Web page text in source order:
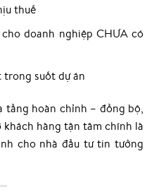
thuế
doanh nghiệp CHƯA có
trong suốt dự án
hoàn chỉnh – đồng bộ,
hàng tận tâm chính là
cho nhà đầu tư tin tưởng